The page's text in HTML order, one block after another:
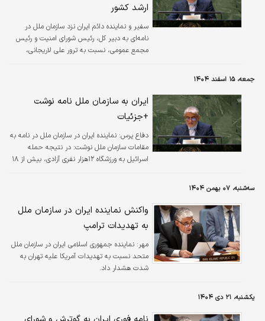
ارشد کشور
سفیر و نماینده دائم ایران نزد سازمان ملل در
نامه‌ای به دبیر کل، رئیس شورای امنیت و رئیس
مجمع عمومی، نسبت به ترور علی لاریجانی،
جمعه، ۱۵ اسفند ۱۴۰۴
ایران به سازمان ملل نامه نوشت
+جزئیات
دفاع پرس: نماینده ایران در سازمان ملل در نامه به
مقامات سازمان ملل نوشت: در نتیجه حمله
اسرائیل به ورزشگاه ۱۲هزار نفری آزادی، بیش از ۱۸
سه‌شنبه، ۰۷ بهمن ۱۴۰۴
واکنش نماینده ایران در سازمان ملل
به تهدیدات ترامپ
مهر: نماینده جمهوری اسلامی ایران در سازمان ملل
متحد نسبت به تهدیدات آمریکا علیه تهران به
شدت هشدار داد.
یکشنبه، ۲۱ دی ۱۴۰۴